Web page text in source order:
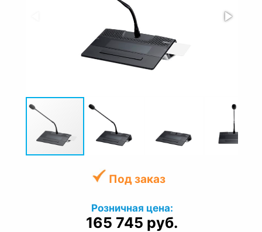
Под заказ
Розничная цена:
165 745 руб.